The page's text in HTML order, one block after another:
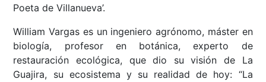
Poeta de Villanueva’.
William Vargas es un ingeniero agrónomo, máster en
biología, profesor en botánica, experto de
restauración ecológica, que dio su visión de La
Guajira, su ecosistema y su realidad de hoy: “La